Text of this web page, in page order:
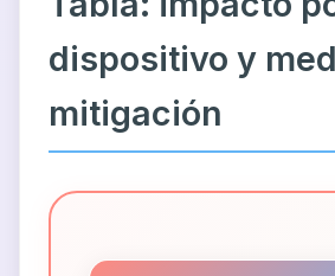
dispositivo y
mitigación